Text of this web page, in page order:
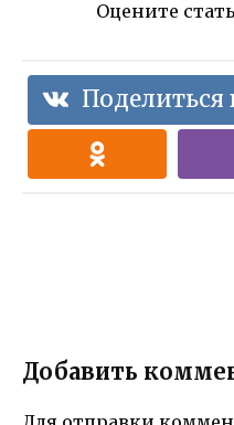
Оцените
Поделиться
Добавить